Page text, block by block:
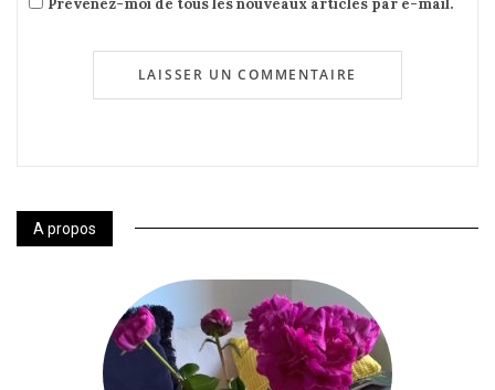
Prévenez-moi de tous les nouveaux articles par e-mail.
A propos